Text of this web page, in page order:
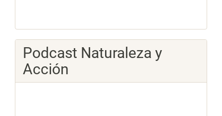
Podcast Naturaleza y
Acción